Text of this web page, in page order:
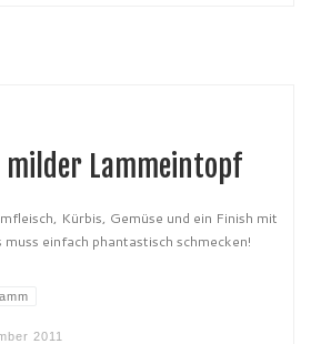
milder Lammeintopf
Kürbis, Gemüse und ein Finish mit
einfach phantastisch schmecken!
2011